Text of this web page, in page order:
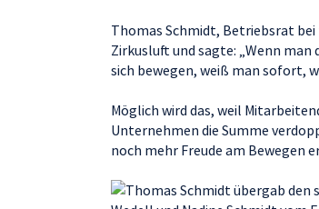
Thomas Schmidt, Betriebsrat
Zirkusluft und sagte: „Wenn
sich bewegen, weiß man sofort,
Möglich wird das, weil
Unternehmen die Summe
noch mehr Freude am Bewegen